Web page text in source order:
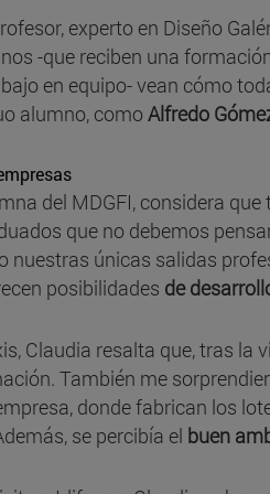
experto en Diseño
-que reciben una
en equipo- vean cómo
alumno, como Alfredo
del MDGFI, considera
que no debemos
nuestras únicas salidas
posibilidades de
Claudia resalta que, tras la
También me
donde fabrican los
se percibía el buen